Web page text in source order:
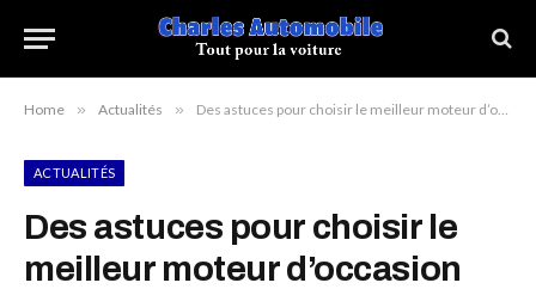
Home » Actualités » Des astuces pour choisir le meilleur moteur d’occasion
ACTUALITÉS
Des astuces pour choisir le
meilleur moteur d’occasion